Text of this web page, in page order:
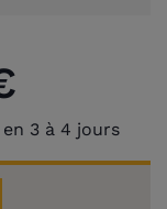
3 à 4 jours